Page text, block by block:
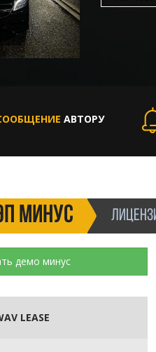
АВТОРУ
МИНУС
демо минус
LEASE